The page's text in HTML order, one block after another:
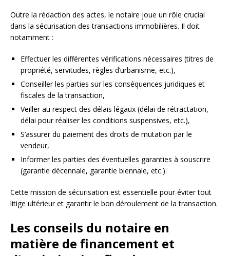
Outre la rédaction des actes, le notaire joue un rôle crucial
dans la sécurisation des transactions immobilières. Il doit
notamment :
Effectuer les différentes vérifications nécessaires (titres de
propriété, servitudes, règles d’urbanisme, etc.),
Conseiller les parties sur les conséquences juridiques et
fiscales de la transaction,
Veiller au respect des délais légaux (délai de rétractation,
délai pour réaliser les conditions suspensives, etc.),
S’assurer du paiement des droits de mutation par le
vendeur,
Informer les parties des éventuelles garanties à souscrire
(garantie décennale, garantie biennale, etc.).
Cette mission de sécurisation est essentielle pour éviter tout
litige ultérieur et garantir le bon déroulement de la transaction.
Les conseils du notaire en
matière de financement et